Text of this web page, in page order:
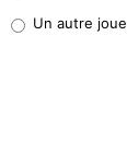
9%
Un autre